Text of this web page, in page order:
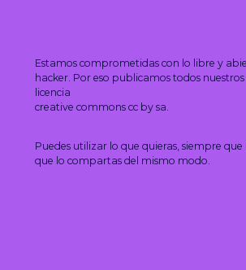
Estamos comprometidas con lo libre y
hacker. Por eso publicamos todos
licencia
creative commons cc by sa.
Puedes utilizar lo que quieras, siempre que
que lo compartas del mismo modo.